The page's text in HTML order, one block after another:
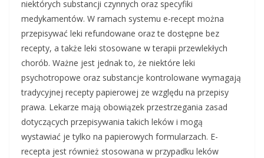
niektórych substancji czynnych oraz specyfiki
medykamentów. W ramach systemu e-recept można
przepisywać leki refundowane oraz te dostępne bez
recepty, a także leki stosowane w terapii przewlekłych
chorób. Ważne jest jednak to, że niektóre leki
psychotropowe oraz substancje kontrolowane wymagają
tradycyjnej recepty papierowej ze względu na przepisy
prawa. Lekarze mają obowiązek przestrzegania zasad
dotyczących przepisywania takich leków i mogą
wystawiać je tylko na papierowych formularzach. E-
recepta jest również stosowana w przypadku leków